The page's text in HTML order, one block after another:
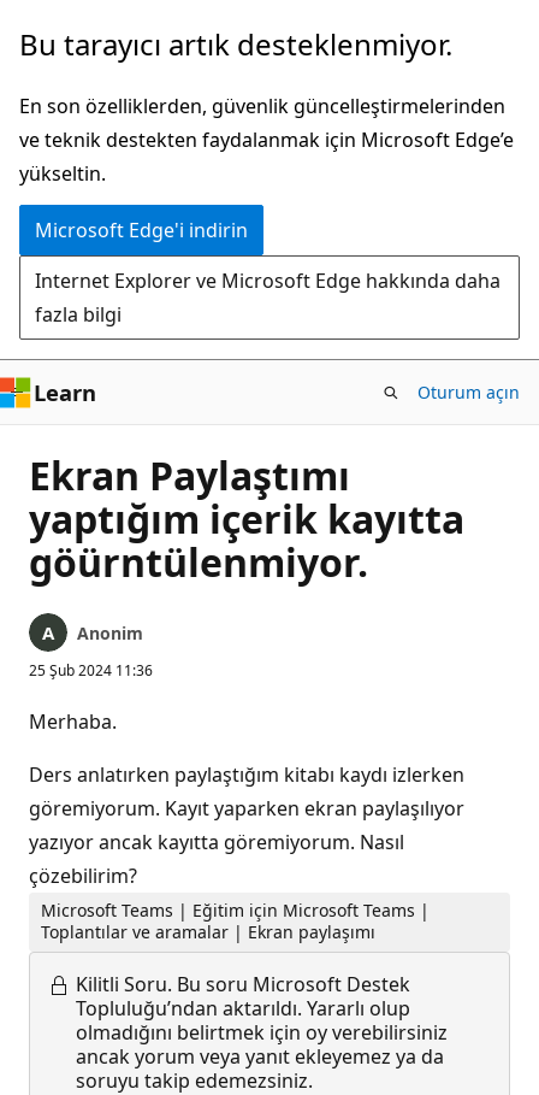
Ana
atla
Bu tarayıcı artık desteklenmiyor.
En son özelliklerden, güvenlik güncelleştirmelerinden
ve teknik destekten faydalanmak için Microsoft Edge’e
yükseltin.
Microsoft Edge'i indirin
Internet Explorer ve Microsoft Edge hakkında daha
fazla bilgi
Learn Oturum açın
Ekran Paylaştımı
yaptığım içerik kayıtta
göürntülenmiyor.
Anonim
25 Şub 2024 11:36
Merhaba.
Ders anlatırken paylaştığım kitabı kaydı izlerken
göremiyorum. Kayıt yaparken ekran paylaşılıyor
yazıyor ancak kayıtta göremiyorum. Nasıl
çözebilirim?
Microsoft Teams | Eğitim için Microsoft Teams |
Toplantılar ve aramalar | Ekran paylaşımı
Kilitli Soru. Bu soru Microsoft Destek
Topluluğu’ndan aktarıldı. Yararlı olup
olmadığını belirtmek için oy verebilirsiniz
ancak yorum veya yanıt ekleyemez ya da
soruyu takip edemezsiniz.